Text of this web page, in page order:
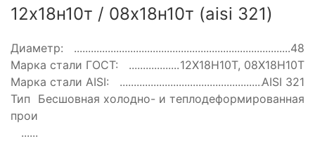
12х18н10т / 08х18н10т (aisi 321)
Диаметр:
48
Марка стали ГОСТ:
12Х18Н10Т, 08Х18Н10Т
Марка стали AISI:
AISI 321
Тип
производства:
Бесшовная холодно- и теплодеформированная